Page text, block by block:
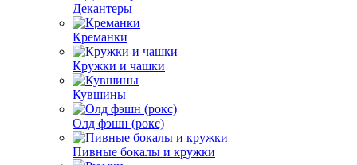
Декантеры
Креманки
Кружки и чашки
Кувшины
Олд фэшн (рокс)
Пивные бокалы и кружки